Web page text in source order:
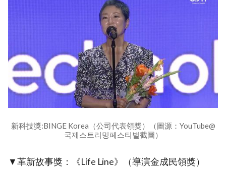
新科技獎:BINGE Korea（公司代表領獎）（圖源：YouTube@
국제스트리밍페스티벌截圖）
▼革新故事獎：《Life Line》（導演金成民領獎）